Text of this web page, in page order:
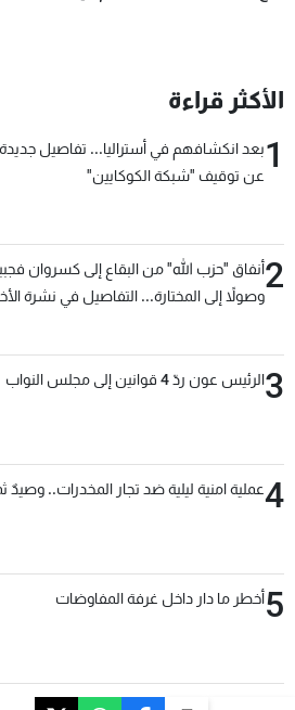
الأكثر قراءة
1بعد انكشافهم في أستراليا... تفاصيل جديدة
عن توقيف "شبكة الكوكايين"
2أنفاق "حزب الله" من البقاع إلى كسروان
وصولاً إلى المختارة... التفاصيل في نشرة
3الرئيس عون ردّ 4 قوانين إلى مجلس النواب
4عملية امنية ليلية ضد تجار المخدرات.. وصيدٌ
5أخطر ما دار داخل غرفة المفاوضات